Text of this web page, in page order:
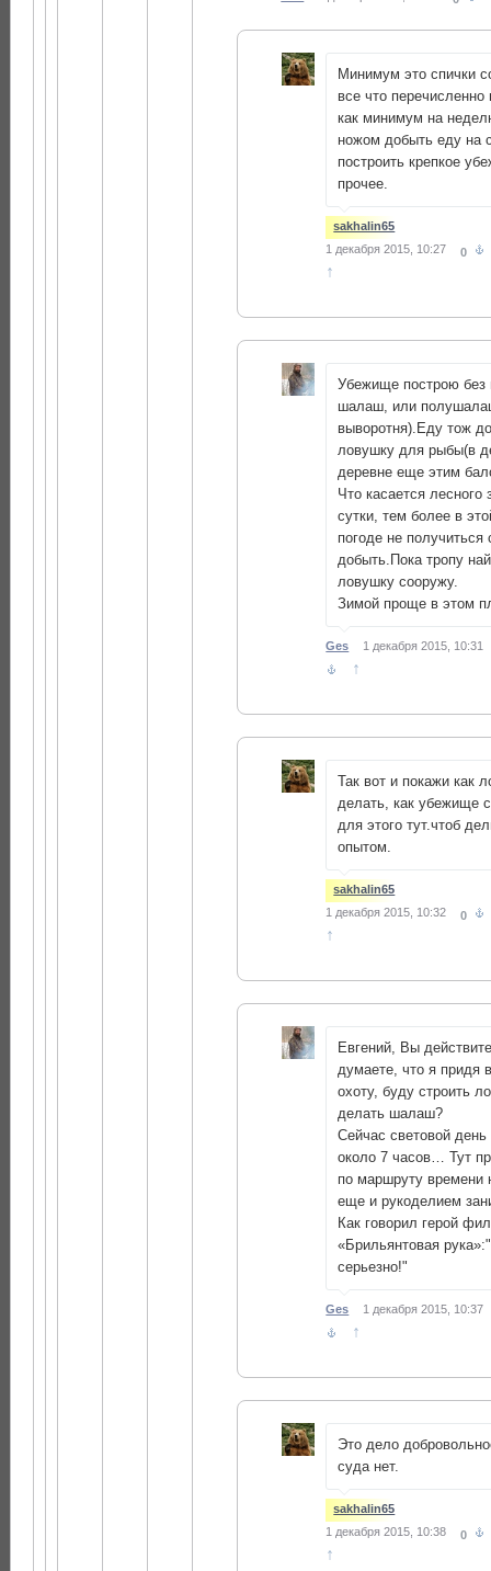
Минимум это спички
все что
как минимум на
ножом добыть еду на
построить крепкое
прочее.
sakhalin65
1 декабря 2015, 10:27
0
↑
Убежище построю без
шалаш, или
выворотня).Еду тож
ловушку для рыбы(в
деревне еще этим
Что касается лесного
сутки, тем более в
погоде не получиться
добыть.Пока тропу
ловушку сооружу.
Зимой проще в этом
Ges 1 декабря 2015, 10:31
↑
Так вот и покажи как
делать, как убежище
для этого тут.чтоб
опытом.
sakhalin65
1 декабря 2015, 10:32
0
↑
Евгений, Вы
думаете, что я придя
охоту, буду строить
делать шалаш?
Сейчас световой
около 7 часов… Тут
по маршруту времени
еще и рукоделием
Как говорил герой
«Брильянтовая
серьезно!"
Ges 1 декабря 2015, 10:37
↑
Это дело
суда нет.
sakhalin65
1 декабря 2015, 10:38
0
↑